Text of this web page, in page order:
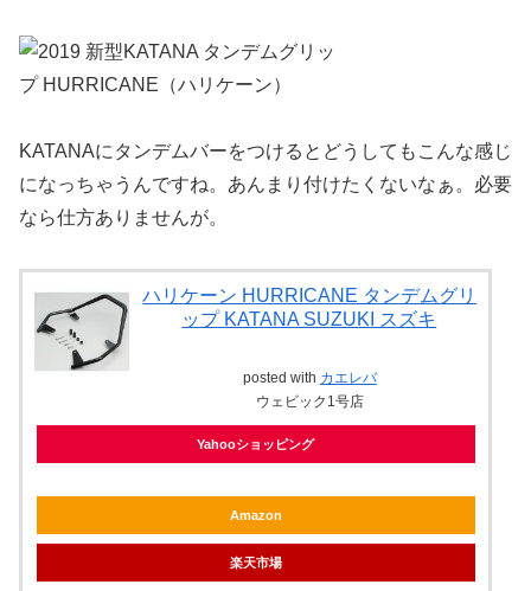
KATANAにタンデムバーをつけるとどうしてもこんな感じ
になっちゃうんですね。あんまり付けたくないなぁ。必要
なら仕方ありませんが。
ハリケーン HURRICANE タンデムグリ
ップ KATANA SUZUKI スズキ
posted with カエレバ
ウェビック1号店
Yahooショッピング
Amazon
楽天市場